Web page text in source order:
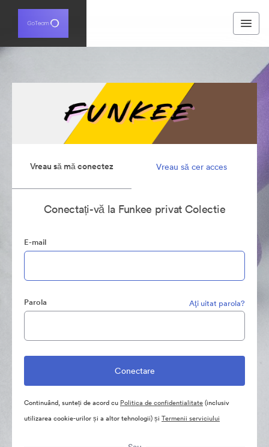
Vreau să mă conectez Vreau să cer acces
Conectați-vă la Funkee privat Colectie
E-mail
Parola Aţi uitat parola?
Continuând, sunteți de acord cu Politica de confidentialitate(inclusiv
utilizarea cookie-urilor și a altor tehnologii) și Termenii serviciului